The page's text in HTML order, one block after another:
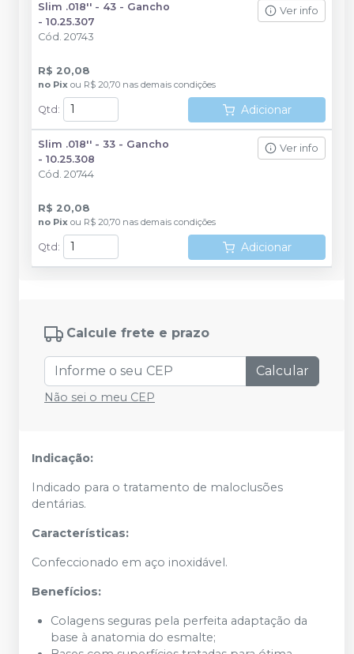
Slim .018'' - 43 - Gancho
- 10.25.307
Cód. 20743
Ver info
R$ 20,08
no Pix ou R$ 20,70 nas demais condições
Qtd : Adicionar
Slim .018'' - 33 - Gancho
- 10.25.308
Cód. 20744
Ver info
R$ 20,08
no Pix ou R$ 20,70 nas demais condições
Qtd : Adicionar
Calcule frete e prazo
Calcular
Não sei o meu CEP
Indicação:
Indicado para o tratamento de maloclusões
dentárias.
Características:
Confeccionado em aço inoxidável.
Benefícios:
Colagens seguras pela perfeita adaptação da
base à anatomia do esmalte;